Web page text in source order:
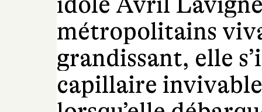
métropolitains
grandissant, elle
capillaire